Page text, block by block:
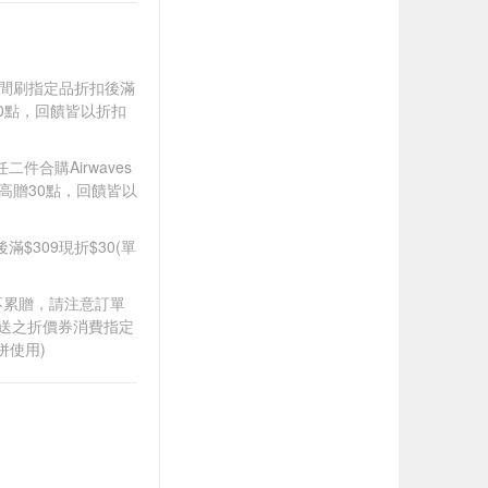
刷指定品折扣後滿
，回饋皆以折扣
二件合購Airwaves
贈30點，回饋皆以
滿$309現折$30(單
贈，請注意訂單
之折價券消費指定
使用)